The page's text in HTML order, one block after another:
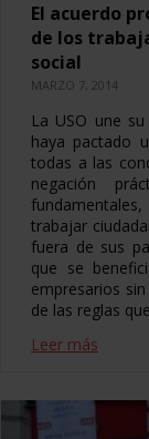
El acuerdo
de los
social
MARZO 7, 2014
La USO une
haya pactado
todas a las
negación
trabajar
fuera de sus
que se
empresarios
de las reglas
Leer más